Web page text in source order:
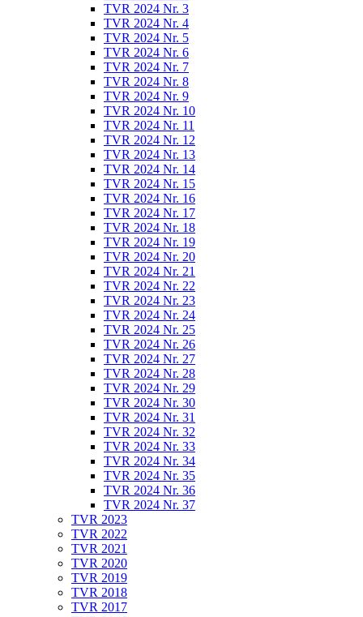
TVR 2024 Nr. 3
TVR 2024 Nr. 4
TVR 2024 Nr. 5
TVR 2024 Nr. 6
TVR 2024 Nr. 7
TVR 2024 Nr. 8
TVR 2024 Nr. 9
TVR 2024 Nr. 10
TVR 2024 Nr. 11
TVR 2024 Nr. 12
TVR 2024 Nr. 13
TVR 2024 Nr. 14
TVR 2024 Nr. 15
TVR 2024 Nr. 16
TVR 2024 Nr. 17
TVR 2024 Nr. 18
TVR 2024 Nr. 19
TVR 2024 Nr. 20
TVR 2024 Nr. 21
TVR 2024 Nr. 22
TVR 2024 Nr. 23
TVR 2024 Nr. 24
TVR 2024 Nr. 25
TVR 2024 Nr. 26
TVR 2024 Nr. 27
TVR 2024 Nr. 28
TVR 2024 Nr. 29
TVR 2024 Nr. 30
TVR 2024 Nr. 31
TVR 2024 Nr. 32
TVR 2024 Nr. 33
TVR 2024 Nr. 34
TVR 2024 Nr. 35
TVR 2024 Nr. 36
TVR 2024 Nr. 37
TVR 2023
TVR 2022
TVR 2021
TVR 2020
TVR 2019
TVR 2018
TVR 2017